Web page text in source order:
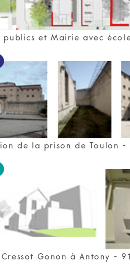
publics et Mairie avec
de la prison de Toulon -
Gonon à Antony -